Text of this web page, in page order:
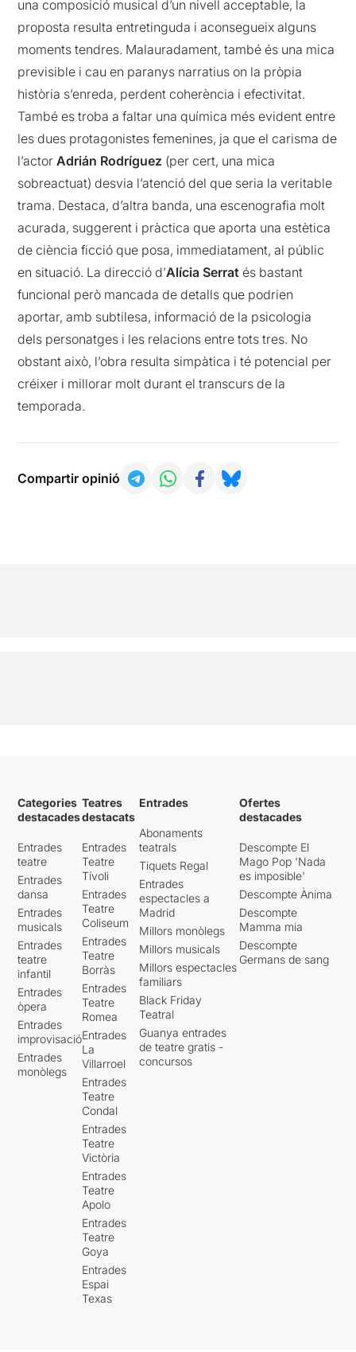
una composició musical d’un nivell acceptable, la
proposta resulta entretinguda i aconsegueix alguns
moments tendres. Malauradament, també és una mica
previsible i cau en paranys narratius on la pròpia
història s’enreda, perdent coherència i efectivitat.
També es troba a faltar una química més evident entre
les dues protagonistes femenines, ja que el carisma de
l’actorAdrián Rodríguez (per cert, una mica
sobreactuat) desvia l’atenció del que seria la veritable
trama. Destaca, d’altra banda, una escenografia molt
acurada, suggerent i pràctica que aporta una estètica
de ciència ficció que posa, immediatament, al públic
en situació. La direcció d’Alícia Serratés bastant
funcional però mancada de detalls que podrien
aportar, amb subtilesa, informació de la psicologia
dels personatges i les relacions entre tots tres. No
obstant això, l’obra resulta simpàtica i té potencial per
créixer i millorar molt durant el transcurs de la
temporada.
Compartir opinió
Categories
destacades
Entrades
teatre
Entrades
dansa
Entrades
musicals
Entrades
teatre
infantil
Entrades
òpera
Entrades
improvisació
Entrades
monòlegs
Teatres
destacats
Entrades
Teatre
Tívoli
Entrades
Teatre
Coliseum
Entrades
Teatre
Borràs
Entrades
Teatre
Romea
Entrades
La
Villarroel
Entrades
Teatre
Condal
Entrades
Teatre
Victòria
Entrades
Teatre
Apolo
Entrades
Teatre
Goya
Entrades
Espai
Texas
Entrades
Abonaments
teatrals
Tiquets Regal
Entrades
espectacles a
Madrid
Millors monòlegs
Millors musicals
Millors espectacles
familiars
Black Friday
Teatral
Guanya entrades
de teatre gratis -
concursos
Ofertes
destacades
Descompte El
Mago Pop 'Nada
es imposible'
Descompte Ànima
Descompte
Mamma mia
Descompte
Germans de sang